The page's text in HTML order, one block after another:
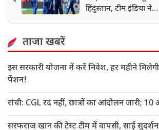
हिंदुस्तान, टीम इंडिया ने
ताजा खबरें
इस सरकारी योजना में करें निवेश, हर महीने
पेंशन!
रांची: CGL रद नहीं, छात्रों का आंदोलन जारी;
सरफराज खान की टेस्ट टीम में वापसी, साई